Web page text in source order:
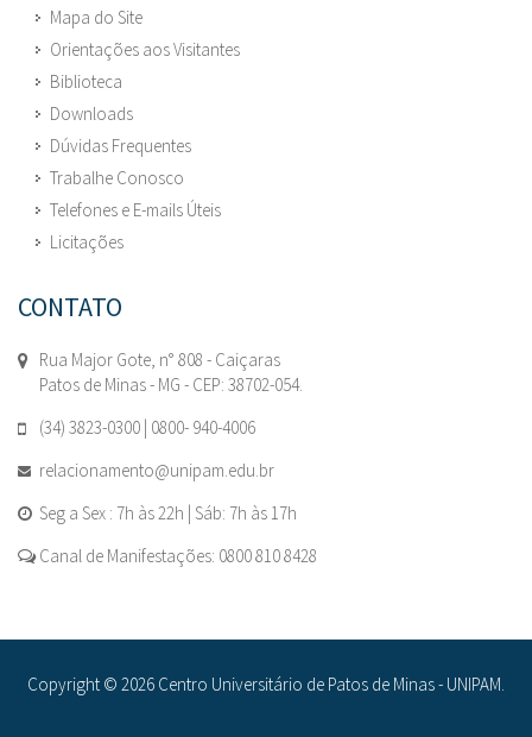
Mapa do Site
Orientações aos Visitantes
Biblioteca
Downloads
Dúvidas Frequentes
Trabalhe Conosco
Telefones e E-mails Úteis
Licitações
CONTATO
Rua Major Gote, n° 808 - Caiçaras
Patos de Minas - MG - CEP: 38702-054.
(34) 3823-0300 | 0800- 940-4006
relacionamento@unipam.edu.br
Seg a Sex : 7h às 22h | Sáb: 7h às 17h
Canal de Manifestações: 0800 810 8428
Copyright © 2026 Centro Universitário de Patos de Minas - UNIPAM.